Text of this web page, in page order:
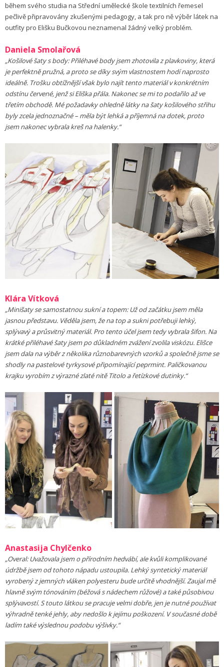
během svého studia na Střední umělecké škole textilních řemesel
pečlivě připravovány zkušenými pedagogy, a tak pro ně výběr látek na
outfity pro Elišku Bučkovou neznamenal žádný velký problém.
Daniela Smolařová
„Košilové šaty s body: Přiléhavé body jsem zhotovila z plavkoviny, která
je perfektně pružná, a proto se díky svým vlastnostem hodí naprosto
ideálně. Trošku obtížnější však bylo najít tento materiál v konkrétním
odstínu červené, jenž si Eliška přála. Nakonec se mi to podařilo až ve
třetím obchodě. Mé požadavky ohledně látky na šaty košilového střihu
byly zcela jednoznačné – měla být lehká a příjemná na dotek, proto
jsem nakonec vybrala kreš na halenky.“
Klára Vítková
„Minišaty se samostatnou sukní a topem: Už od začátku jsem měla
jasnou představu. Věděla jsem, že na top a sukni potřebuji lehký,
splývavý a průsvitný materiál. Pro tento účel jsem tedy vybrala šifon. Na
krátké přiléhavé šaty jsem po důkladném zvážení zvolila viskózu. Elišce
jsem dala na výběr z několika různobarevných vzorků a společně jsme se
shodly na pastelové tyrkysové připomínající peprmint. Paličkovanou
krajku vyrobím z výrazné zlaté nitě Titolo a řetízkové dutinky.“
Anastasija Chylčenko
„Overal: Uvažovala jsem o přírodním hedvábí, ale kvůli komplikované
údržbě jsem od tohoto nápadu ustoupila. Lehký syntetický materiál
vyrobený z jemných vláken polyesteru bude určitě vhodnější. Zaujal mě
hlavně svým tónováním (béžová s nádechem růžové) a také působivou
splývavostí. S touto látkou se pracuje velmi dobře, jen je nutné používat
výhradně tenké jehly, aby nedošlo k jejímu poškození. V současné době
ladím také výslednou podobu výšivky.“